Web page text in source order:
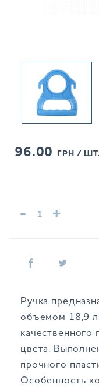
96.00 ГРН / ШТ.
- +
Ручка
объемом 18,9
качественного
цвета.
прочного
Особенность